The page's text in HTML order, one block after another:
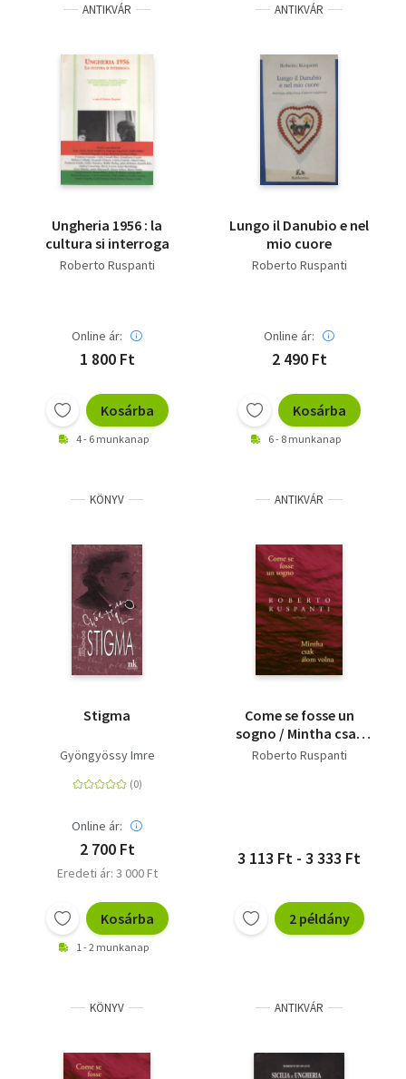
ANTIKVÁR
Ungheria 1956 : la
cultura si interroga
Roberto Ruspanti
Online ár:
1 800 Ft
Kosárba
4 - 6 munkanap
ANTIKVÁR
Lungo il Danubio e nel
mio cuore
Roberto Ruspanti
Online ár:
2 490 Ft
Kosárba
6 - 8 munkanap
KÖNYV
Stigma
Gyöngyössy Imre
Online ár:
2 700 Ft
Eredeti ár: 3 000 Ft
Kosárba
1 - 2 munkanap
ANTIKVÁR
Come se fosse un
sogno / Mintha csak
álom volna
Roberto Ruspanti
3 113 Ft - 3 333 Ft
2 példány
KÖNYV ANTIKVÁR